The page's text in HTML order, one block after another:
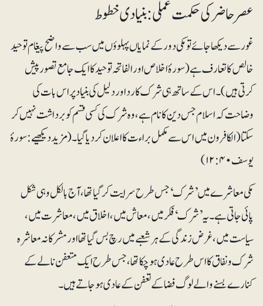
عصرحاضر کی حکمت عملی: بنیادی خطوط
غور سے دیکھا جائے تو مکی دور کے نمایاں پہلوؤں میں سب سے واضح پیغام توحید
خالص کا تعارف ہے (سورۂ ا خلاص اور الفاتحہ توحید کا ایک جامع تصور پیش
کرتی ہیں)۔ اس کے ساتھ ہی شرک کا رد اور دلیل کی بنیاد پر اس بات کی
وضاحت کہ اسلام جس دین کا نام ہے، وہ شرک کی کسی قسم کو برداشت نہیں کر
سکتا (الکافرون میں اس سے مکمل براء ت کا اعلان کر دیاگیا۔(مزید دیکھیے: سورۂ
یوسف۱۲:۴۰)
مکی معاشرے میں ’شرک‘ جس طرح سرایت کرگیا تھا، آج بالکل وہی شکل
پائی جاتی ہے ۔ یہ ’شرک‘ فکر میں ، معاش میں، اخلاق میں ، معاشرت میں ،
سیاست میں، غرض زندگی کے ہر شعبے میں رچ بس گیا تھا اور مشرکانہ معاشرہ
شرک و نفاق کا اس طرح عادی ہو چکا تھا،جس طرح ایک متعفن نالے کے
کنارے بسنے والے لوگ فضا کے تعفن کے عادی ہوجاتے ہیں۔